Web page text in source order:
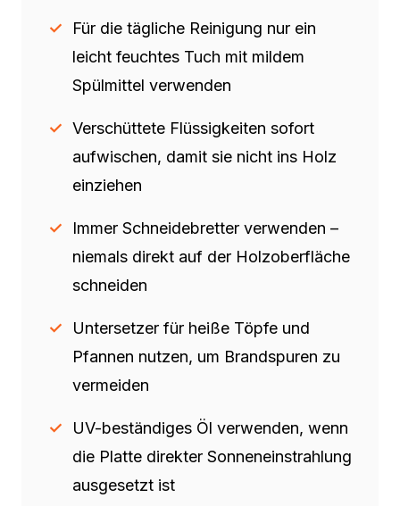
Für die tägliche Reinigung nur ein
leicht feuchtes Tuch mit mildem
Spülmittel verwenden
Verschüttete Flüssigkeiten sofort
aufwischen, damit sie nicht ins Holz
einziehen
Immer Schneidebretter verwenden –
niemals direkt auf der Holzoberfläche
schneiden
Untersetzer für heiße Töpfe und
Pfannen nutzen, um Brandspuren zu
vermeiden
UV-beständiges Öl verwenden, wenn
die Platte direkter Sonneneinstrahlung
ausgesetzt ist